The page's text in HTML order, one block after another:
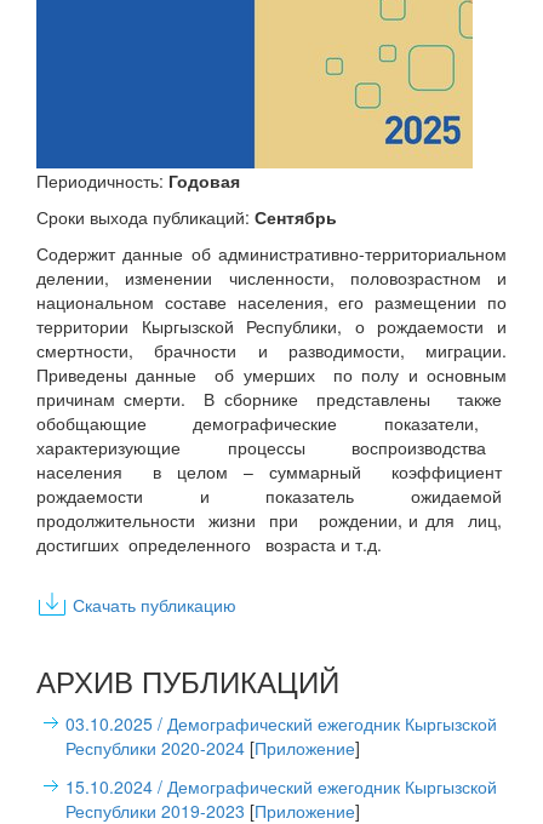
Периодичность: Годовая
Сроки выхода публикаций: Сентябрь
Содержит данные об административно-территориальном
делении, изменении численности, половозрастном и
национальном составе населения, его размещении по
территории Кыргызской Республики, о рождаемости и
смертности, брачности и разводимости, миграции.
Приведены данные об умерших по полу и основным
причинам смерти. В сборнике представлены также
обобщающие демографические показатели,
характеризующие процессы воспроизводства
населения в целом – суммарный коэффициент
рождаемости и показатель ожидаемой
продолжительности жизни при рождении, и для лиц,
достигших определенного возраста и т.д.
Скачать публикацию
АРХИВ ПУБЛИКАЦИЙ
03.10.2025 / Демографический ежегодник Кыргызской
Республики 2020-2024 [Приложение]
15.10.2024 / Демографический ежегодник Кыргызской
Республики 2019-2023 [Приложение]